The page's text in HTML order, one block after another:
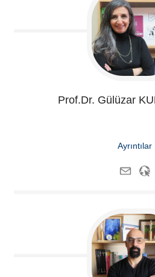
Prof.Dr. Gülüzar
Ayrıntılar